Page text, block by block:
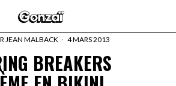
JEAN MALBACK 4 MARS 2013
BREAKERS